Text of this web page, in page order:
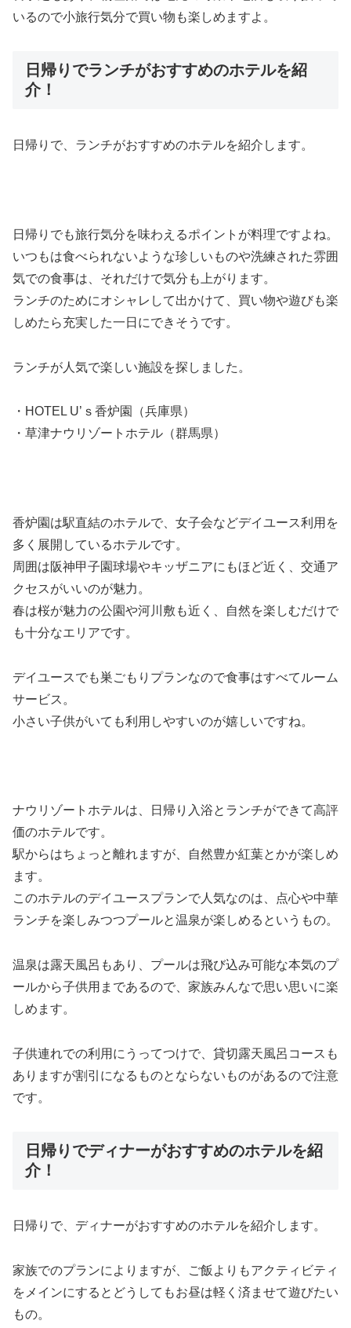
いるので小旅行気分で買い物も楽しめますよ。
日帰りでランチがおすすめのホテルを紹
介！
日帰りで、ランチがおすすめのホテルを紹介します。
日帰りでも旅行気分を味わえるポイントが料理ですよね。
いつもは食べられないような珍しいものや洗練された雰囲
気での食事は、それだけで気分も上がります。
ランチのためにオシャレして出かけて、買い物や遊びも楽
しめたら充実した一日にできそうです。
ランチが人気で楽しい施設を探しました。
・HOTEL U’ｓ香炉園（兵庫県）
・草津ナウリゾートホテル（群馬県）
香炉園は駅直結のホテルで、女子会などデイユース利用を
多く展開しているホテルです。
周囲は阪神甲子園球場やキッザニアにもほど近く、交通ア
クセスがいいのが魅力。
春は桜が魅力の公園や河川敷も近く、自然を楽しむだけで
も十分なエリアです。
デイユースでも巣ごもりプランなので食事はすべてルーム
サービス。
小さい子供がいても利用しやすいのが嬉しいですね。
ナウリゾートホテルは、日帰り入浴とランチができて高評
価のホテルです。
駅からはちょっと離れますが、自然豊か紅葉とかが楽しめ
ます。
このホテルのデイユースプランで人気なのは、点心や中華
ランチを楽しみつつプールと温泉が楽しめるというもの。
温泉は露天風呂もあり、プールは飛び込み可能な本気のプ
ールから子供用まであるので、家族みんなで思い思いに楽
しめます。
子供連れでの利用にうってつけで、貸切露天風呂コースも
ありますが割引になるものとならないものがあるので注意
です。
日帰りでディナーがおすすめのホテルを紹
介！
日帰りで、ディナーがおすすめのホテルを紹介します。
家族でのプランによりますが、ご飯よりもアクティビティ
をメインにするとどうしてもお昼は軽く済ませて遊びたい
もの。